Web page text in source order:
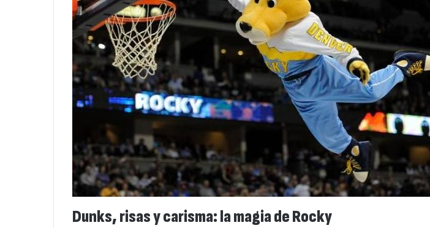
Dunks, risas y carisma: la magia de Rocky